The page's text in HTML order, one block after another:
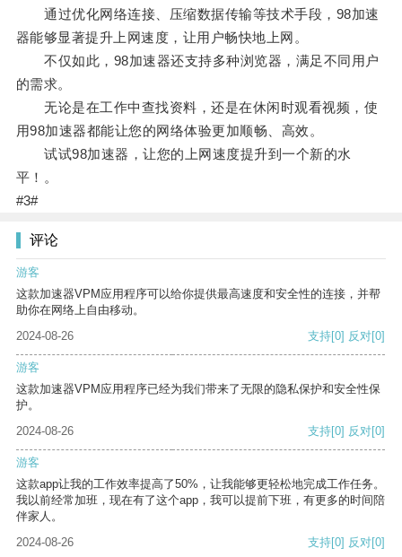
通过优化网络连接、压缩数据传输等技术手段，98加速
器能够显著提升上网速度，让用户畅快地上网。
不仅如此，98加速器还支持多种浏览器，满足不同用户
的需求。
无论是在工作中查找资料，还是在休闲时观看视频，使
用98加速器都能让您的网络体验更加顺畅、高效。
试试98加速器，让您的上网速度提升到一个新的水
平！。
#3#
评论
游客
这款加速器VPM应用程序可以给你提供最高速度和安全性的连接，并帮
助你在网络上自由移动。
2024-08-26
支持[0] 反对[0]
游客
这款加速器VPM应用程序已经为我们带来了无限的隐私保护和安全性保
护。
2024-08-26
支持[0] 反对[0]
游客
这款app让我的工作效率提高了50%，让我能够更轻松地完成工作任务。
我以前经常加班，现在有了这个app，我可以提前下班，有更多的时间陪
伴家人。
2024-08-26
支持[0] 反对[0]